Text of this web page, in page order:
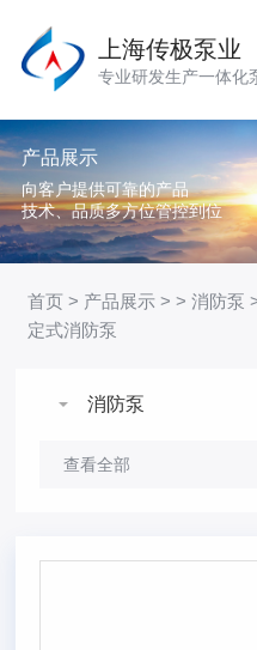
上海传极泵业
专业研发生产一体化
产品展示
向客户提供可靠的产品
技术、品质多方位管控到位
首页 > 产品展示 > >消防泵
定式消防泵
消防泵
查看全部